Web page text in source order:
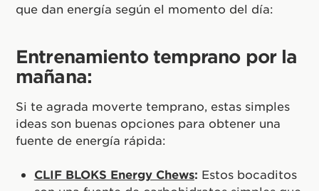
que dan energía según el momento del día:
Entrenamiento temprano por la
mañana:
Si te agrada moverte temprano, estas simples
ideas son buenas opciones para obtener una
fuente de energía rápida:
CLIF BLOKS Energy Chews: Estos bocaditos